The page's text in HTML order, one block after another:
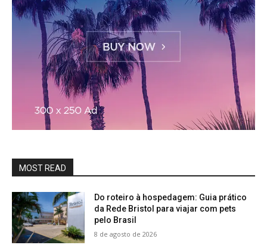
MOST READ
Do roteiro à hospedagem: Guia prático
da Rede Bristol para viajar com pets
pelo Brasil
8 de agosto de 2026